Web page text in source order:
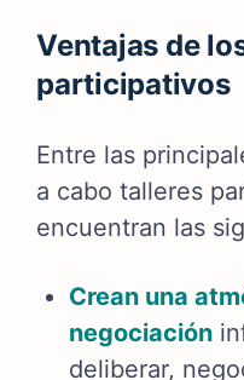
Ventajas de
participativos
Entre las
a cabo talleres
encuentran las
Crean una
negociación
deliberar,